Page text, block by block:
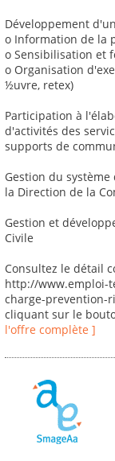
Développement
o Information de la
o Sensibilisation et
o Organisation
½uvre, retex)
Participation à
d'activités des
supports de
Gestion du
la Direction de la
Gestion et
Civile
Consultez le détail
http://www.emploi-
charge-prevention-
cliquant sur le
l'offre complète ]